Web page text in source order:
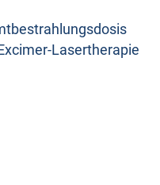
Lasertherapie